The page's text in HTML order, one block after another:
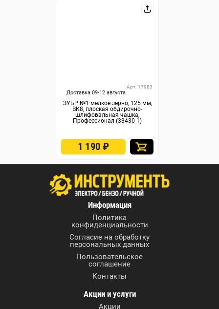
Доставка 09-12 августа
Арт. 17983
ЗУБР №1 мелкое зерно, 125 мм,
ВК8, плоская обдирочно-
шлифовальная чашка,
Профессионал (33430-1)
1 190₽
Информация
Политика
конфиденциальности
Согласие на обработку
персональных данных
Пользовательское
соглашение
Контакты
Акции и услуги
Акции